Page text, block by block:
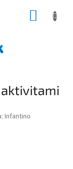
Infantino